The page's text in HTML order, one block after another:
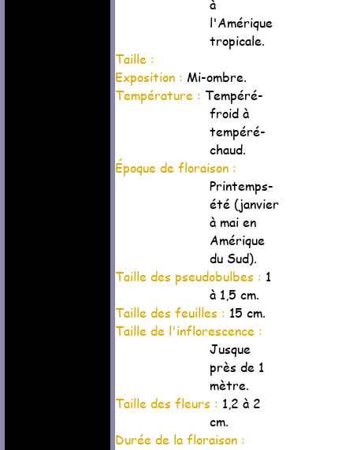
à
l'Amérique
tropicale.
Taille :
Exposition : Mi-ombre.
Température : Tempéré-
froid à
tempéré-
chaud.
Époque de floraison :
Printemps-
été (janvier
à mai en
Amérique
du Sud).
Taille des pseudobulbes : 1
à 1,5 cm.
Taille des feuilles : 15 cm.
Taille de l'inflorescence :
Jusque
près de 1
mètre.
Taille des fleurs : 1,2 à 2
cm.
Durée de la floraison :